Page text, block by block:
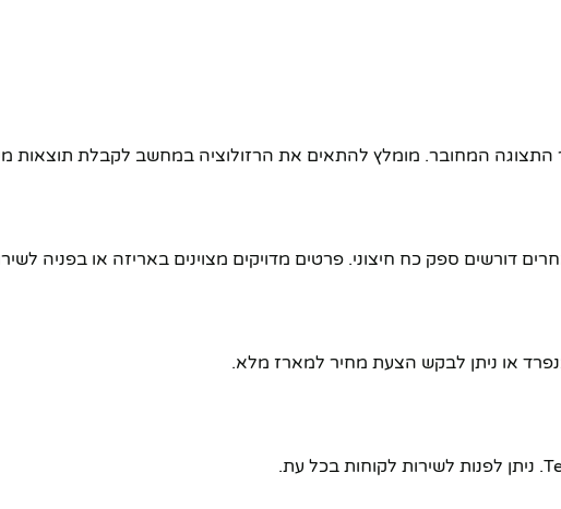
התצוגה המחובר. מומלץ להתאים את הרזולוציה במחשב לקבלת תוצאות